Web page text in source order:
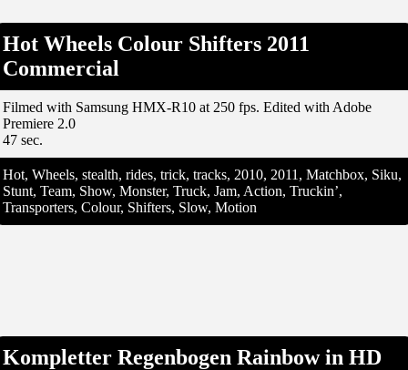
Hot Wheels Colour Shifters 2011
Commercial
Filmed with Samsung HMX-R10 at 250 fps. Edited with Adobe
Premiere 2.0
47 sec.
Hot, Wheels, stealth, rides, trick, tracks, 2010, 2011, Matchbox, Siku,
Stunt, Team, Show, Monster, Truck, Jam, Action, Truckin’,
Transporters, Colour, Shifters, Slow, Motion
Kompletter Regenbogen Rainbow in HD